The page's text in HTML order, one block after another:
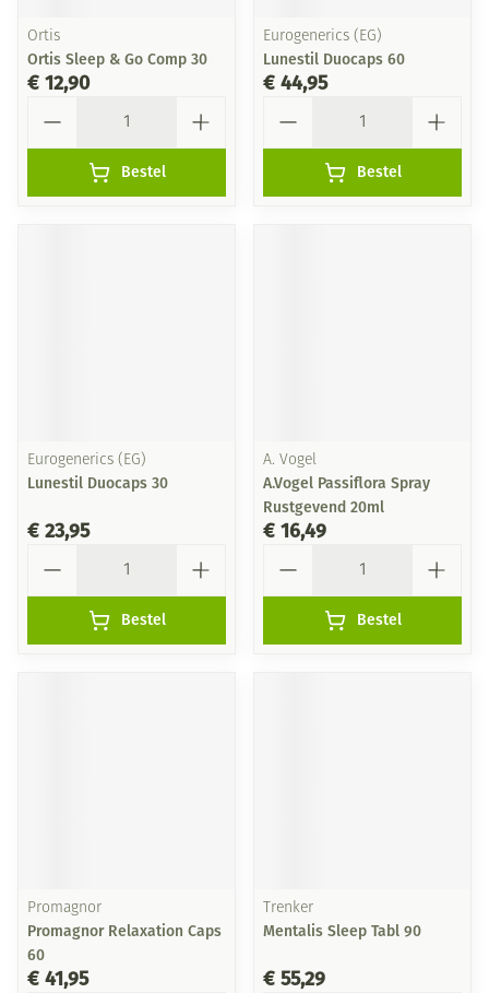
Ortis
Ortis Sleep & Go Comp 30
€ 12,90
Bestel
Eurogenerics (EG)
Lunestil Duocaps 60
€ 44,95
Bestel
Eurogenerics (EG)
Lunestil Duocaps 30
€ 23,95
Bestel
A. Vogel
A.Vogel Passiflora Spray
Rustgevend 20ml
€ 16,49
Bestel
Promagnor
Promagnor Relaxation Caps
60
€ 41,95
Trenker
Mentalis Sleep Tabl 90
€ 55,29